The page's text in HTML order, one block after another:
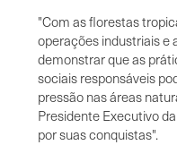
"Com as florestas
operações industriais e
demonstrar que as
sociais responsáveis
pressão nas áreas
Presidente Executivo
por suas conquistas".